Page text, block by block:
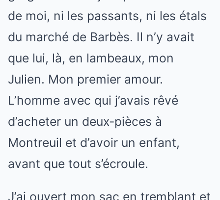
de moi, ni les passants, ni les étals
du marché de Barbès. Il n’y avait
que lui, là, en lambeaux, mon
Julien. Mon premier amour.
L’homme avec qui j’avais rêvé
d’acheter un deux-pièces à
Montreuil et d’avoir un enfant,
avant que tout s’écroule.
J’ai ouvert mon sac en tremblant et